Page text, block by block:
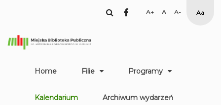
facebook
Set Set
Smaller
High
Home Filie Programy
Kalendarium Archiwum wydarzeń